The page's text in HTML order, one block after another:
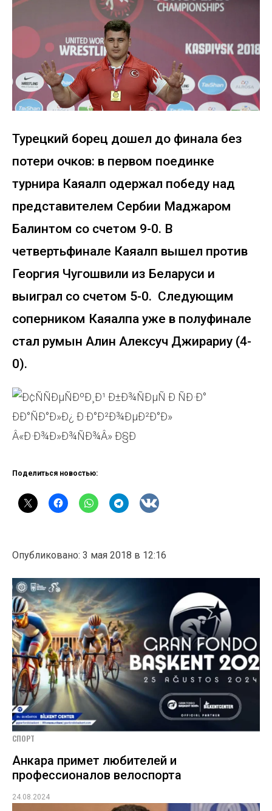
Турецкий борец дошел до финала без
потери очков: в первом поединке
турнира Каяалп одержал победу над
представителем Сербии Маджаром
Балинтом со счетом 9-0. В
четвертьфинале Каяалп вышел против
Георгия Чугошвили из Беларуси и
выиграл со счетом 5-0. Следующим
соперником Каяалпа уже в полуфинале
стал румын Алин Алексуч Джирариу (4-
0).
Поделиться новостью:
Опубликовано: 3 мая 2018 в 12:16
СПОРТ
Анкара примет любителей и
профессионалов велоспорта
24.08.2024